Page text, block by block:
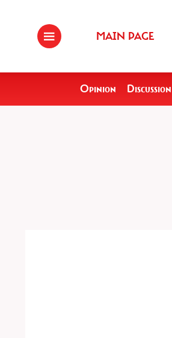
MAIN PAGE
Opinion Discussion